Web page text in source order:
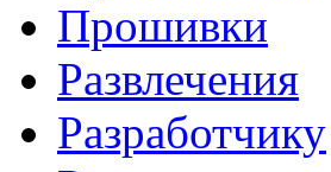
Прошивки
Развлечения
Разработчику